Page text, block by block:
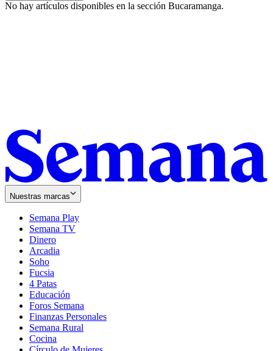
No hay artículos disponibles en la sección Bucaramanga.
Nuestras marcas
Semana Play
Semana TV
Dinero
Arcadia
Soho
in
new
window
Fucsia
in
new
window
4 Patas
Educación
Foros Semana
Finanzas Personales
Semana Rural
Cocina